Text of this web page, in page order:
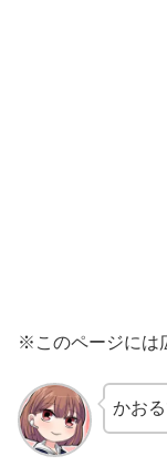
※このページには
かお